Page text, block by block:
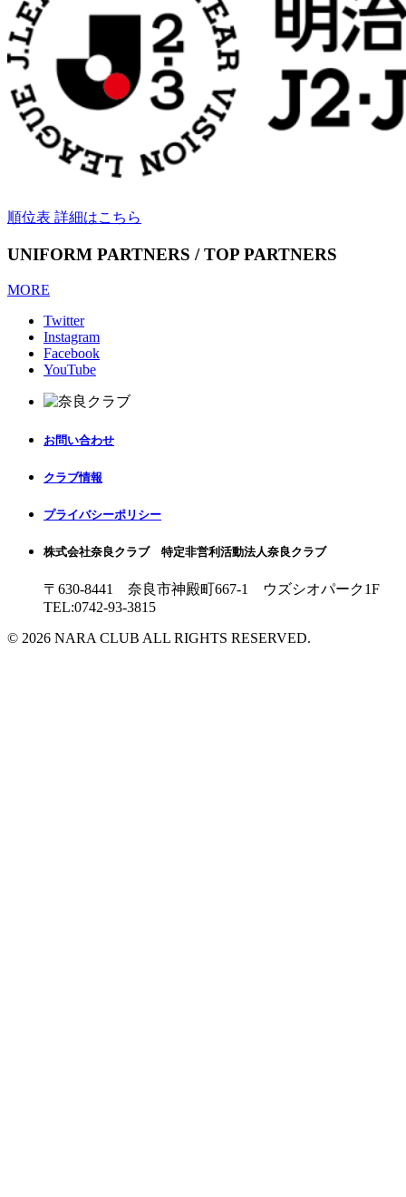
順位表 詳細はこちら
UNIFORM PARTNERS / TOP PARTNERS
MORE
Twitter
Instagram
Facebook
YouTube
お問い合わせ
クラブ情報
プライバシーポリシー
株式会社奈良クラブ 特定非営利活動法人奈良クラブ
〒630-8441 奈良市神殿町667-1
ウズシオパーク1F
TEL:0742-93-3815
© 2026 NARA CLUB ALL RIGHTS RESERVED.